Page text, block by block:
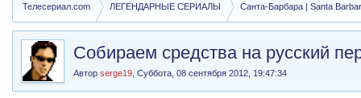
Телесериал.com ЛЕГЕНДАРНЫЕ СЕРИАЛЫ Санта-Барбара | Santa
Собираем средства на русский
Авторserge19 ,Суббота, 08 сентября 2012, 19:47:34